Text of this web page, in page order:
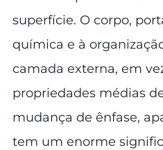
superfície. O corpo,
química e à
camada externa, em
propriedades médias
mudança de ênfase,
tem um enorme